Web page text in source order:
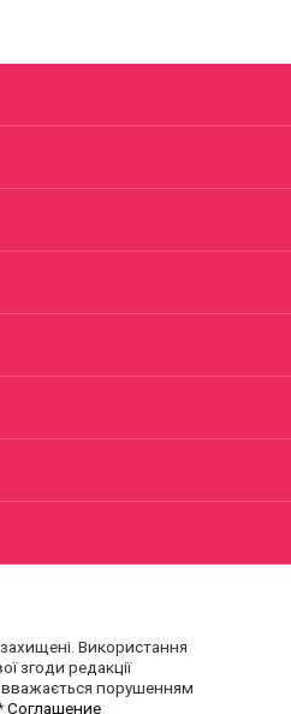
Використання
згоди редакції
вважається порушенням
Соглашение